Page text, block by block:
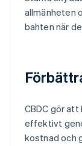
allmänheten
bahten när
CBDC gör
effektivt
kostnad och